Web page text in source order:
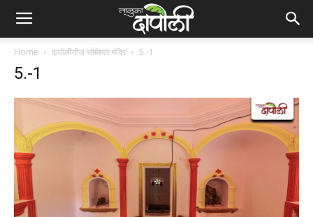
Home दापोलीतील सोमेश्वर मंदिर 5.-1
5.-1